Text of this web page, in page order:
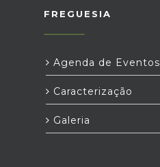
FREGUESIA
Agenda de Eventos
Caracterização
Galeria